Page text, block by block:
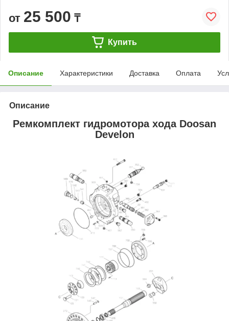
от 25 500 ₸
Купить
Описание Характеристики Доставка Оплата
Описание
Ремкомплект гидромотора хода Doosan
Develon